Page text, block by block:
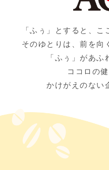
「ふぅ」とすると、こ
そのゆとりは、前を向
「ふぅ」があふ
ココロの
かけがえのない